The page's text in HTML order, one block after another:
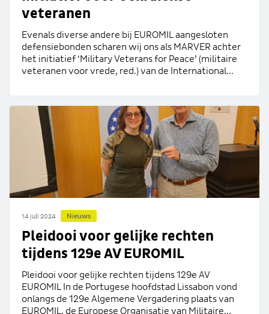
veteranen
Evenals diverse andere bij EUROMIL aangesloten
defensiebonden scharen wij ons als MARVER achter
het initiatief ‘Military Veterans for Peace’ (militaire
veteranen voor vrede, red.) van de International...
14 juli 2024 Nieuws
Pleidooi voor gelijke rechten
tijdens 129e AV EUROMIL
Pleidooi voor gelijke rechten tijdens 129e AV
EUROMIL In de Portugese hoofdstad Lissabon vond
onlangs de 129e Algemene Vergadering plaats van
EUROMIL, de Europese Organisatie van Militaire...